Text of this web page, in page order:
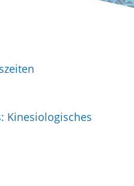
Kinesiologisches